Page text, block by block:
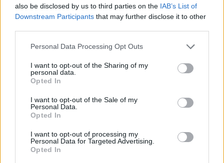
also be disclosed by us to third parties on the IAB’s List of
Downstream Participants that may further disclose it to other
Personal Data Processing Opt Outs
I want to opt-out of the Sharing of my
personal data.
Opted In
I want to opt-out of the Sale of my
Personal Data.
Opted In
I want to opt-out of processing my
Personal Data for Targeted Advertising.
Opted In
Ajax groeit onder Míchel, maar transfermarkt
blijft cruciaal
geschiedenis
de basis bij FC Barcelona
Ouazane met Lionel Messi